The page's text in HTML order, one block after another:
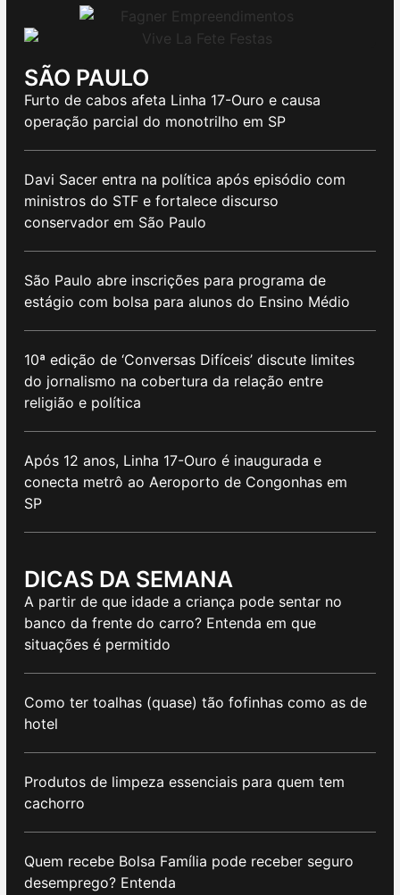
SÃO PAULO
Furto de cabos afeta Linha 17-Ouro e causa
operação parcial do monotrilho em SP
Davi Sacer entra na política após episódio com
ministros do STF e fortalece discurso
conservador em São Paulo
São Paulo abre inscrições para programa de
estágio com bolsa para alunos do Ensino Médio
10ª edição de ‘Conversas Difíceis’ discute limites
do jornalismo na cobertura da relação entre
religião e política
Após 12 anos, Linha 17-Ouro é inaugurada e
conecta metrô ao Aeroporto de Congonhas em
SP
DICAS DA SEMANA
A partir de que idade a criança pode sentar no
banco da frente do carro? Entenda em que
situações é permitido
Como ter toalhas (quase) tão fofinhas como as de
hotel
Produtos de limpeza essenciais para quem tem
cachorro
Quem recebe Bolsa Família pode receber seguro
desemprego? Entenda